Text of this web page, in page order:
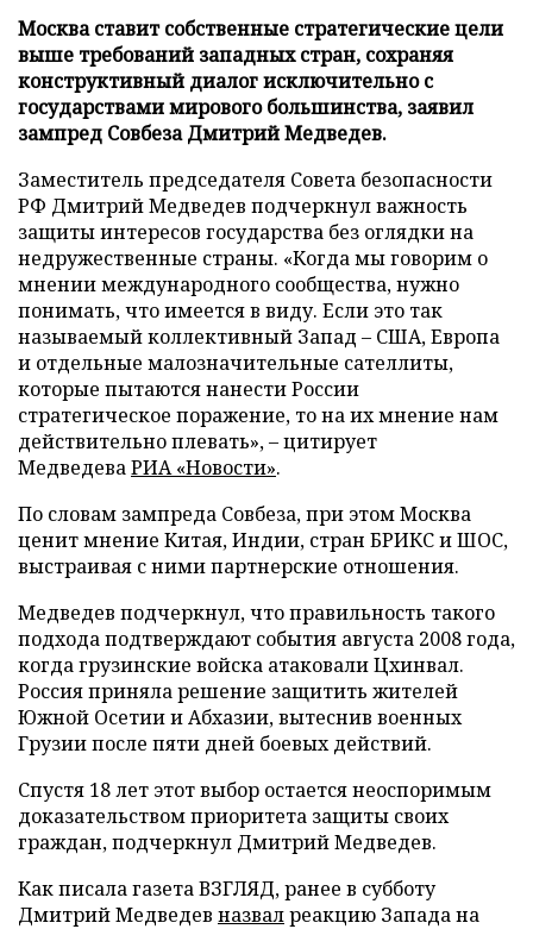
Москва ставит собственные стратегические цели
выше требований западных стран, сохраняя
конструктивный диалог исключительно с
государствами мирового большинства, заявил
зампред Совбеза Дмитрий Медведев.
Заместитель председателя Совета безопасности
РФ Дмитрий Медведев подчеркнул важность
защиты интересов государства без оглядки на
недружественные страны. «Когда мы говорим о
мнении международного сообщества, нужно
понимать, что имеется в виду. Если это так
называемый коллективный Запад – США, Европа
и отдельные малозначительные сателлиты,
которые пытаются нанести России
стратегическое поражение, то на их мнение нам
действительно плевать», – цитирует
МедведеваРИА «Новости».
По словам зампреда Совбеза, при этом Москва
ценит мнение Китая, Индии, стран БРИКС и ШОС,
выстраивая с ними партнерские отношения.
Медведев подчеркнул, что правильность такого
подхода подтверждают события августа 2008 года,
когда грузинские войска атаковали Цхинвал.
Россия приняла решение защитить жителей
Южной Осетии и Абхазии, вытеснив военных
Грузии после пяти дней боевых действий.
Спустя 18 лет этот выбор остается неоспоримым
доказательством приоритета защиты своих
граждан, подчеркнул Дмитрий Медведев.
Как писала газета ВЗГЛЯД, ранее в субботу
Дмитрий Медведев назвалреакцию Запада на